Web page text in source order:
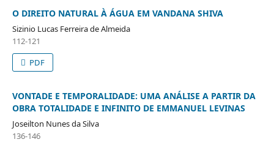
O DIREITO NATURAL À ÁGUA EM VANDANA SHIVA
Sizinio Lucas Ferreira de Almeida
112-121
PDF
VONTADE E TEMPORALIDADE: UMA ANÁLISE A PARTIR DA
OBRA TOTALIDADE E INFINITO DE EMMANUEL LEVINAS
Joseilton Nunes da Silva
136-146